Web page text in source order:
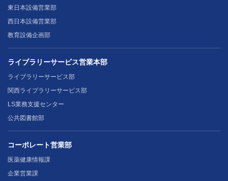
東日本設備営業部
西日本設備営業部
教育設備企画部
ライブラリーサービス営業本部
ライブラリーサービス部
関西ライブラリーサービス部
LS業務支援センター
公共図書館部
コーポレート営業部
医薬健康情報課
企業営業課